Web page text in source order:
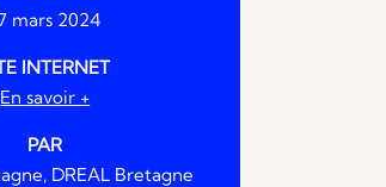
mars 2024
INTERNET
En savoir +
PAR
DREAL Bretagne